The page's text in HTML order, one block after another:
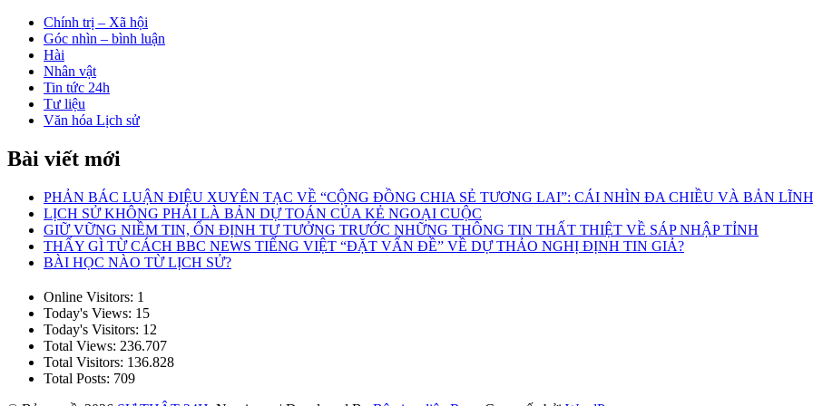
Chính trị – Xã hội
Góc nhìn – bình luận
Hài
Nhân vật
Tin tức 24h
Tư liệu
Văn hóa Lịch sử
Bài viết mới
PHẢN BÁC LUẬN ĐIỆU XUYÊN TẠC VỀ “CỘNG ĐỒNG CHIA SẺ TƯƠNG LAI”: CÁI NHÌN ĐA CHIỀU VÀ BẢN
LỊCH SỬ KHÔNG PHẢI LÀ BẢN DỰ TOÁN CỦA KẺ NGOẠI CUỘC
GIỮ VỮNG NIỀM TIN, ỔN ĐỊNH TƯ TƯỞNG TRƯỚC NHỮNG THÔNG TIN THẤT THIỆT VỀ SÁP NHẬP TỈNH
THẤY GÌ TỪ CÁCH BBC NEWS TIẾNG VIỆT “ĐẶT VẤN ĐỀ” VỀ DỰ THẢO NGHỊ ĐỊNH TIN GIẢ?
BÀI HỌC NÀO TỪ LỊCH SỬ?
Online Visitors: 1
Today's Views: 15
Today's Visitors: 12
Total Views: 236.707
Total Visitors: 136.828
Total Posts: 709